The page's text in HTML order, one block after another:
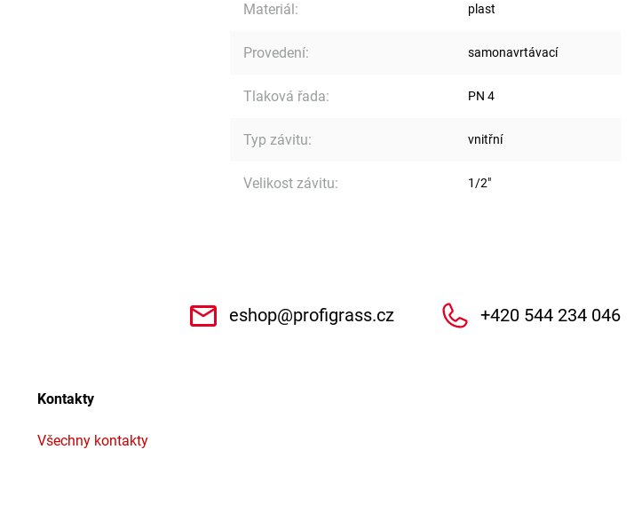
Materiál: plast
Provedení: samonavrtávací
Tlaková řada: PN 4
Typ závitu: vnitřní
Velikost závitu: 1/2"
eshop@profigrass.cz +420 544 234 046
Kontakty
Všechny kontakty